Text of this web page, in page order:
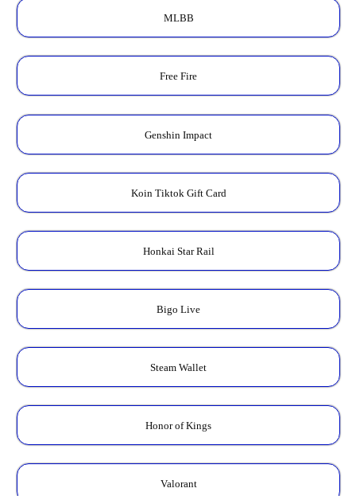
MLBB
Free Fire
Genshin Impact
Koin Tiktok Gift Card
Honkai Star Rail
Bigo Live
Steam Wallet
Honor of Kings
Valorant